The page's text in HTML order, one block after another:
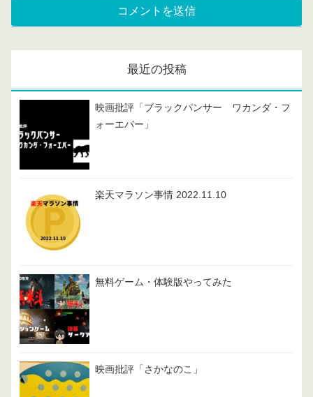
最近の投稿
映画批評「ブラックパンサー ワカンダ・フ
ォーエバー」
楽天マラソン事情 2022.11.10
無料ゲーム・体験版やってみた
映画批評「さかなのこ」